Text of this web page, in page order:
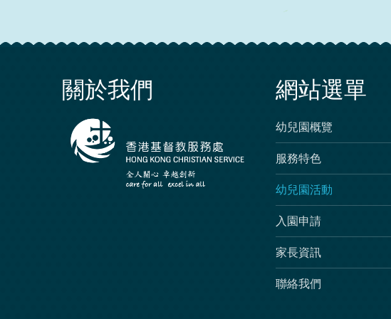
關於我們 網站選單
幼兒園概覽
服務特色
幼兒園活動
入園申請
家長資訊
聯絡我們